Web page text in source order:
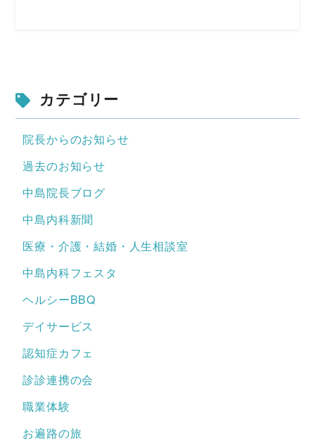
カテゴリー
院長からのお知らせ
過去のお知らせ
中島院長ブログ
中島内科新聞
医療・介護・結婚・人生相談室
中島内科フェスタ
ヘルシーBBQ
デイサービス
認知症カフェ
診診連携の会
職業体験
お遍路の旅